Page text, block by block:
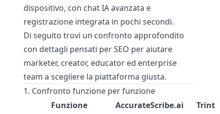
dispositivo, con chat IA avanzata e
registrazione integrata in pochi secondi.
Di seguito trovi un confronto approfondito
con dettagli pensati per SEO per aiutare
marketer, creator, educator ed enterprise
team a scegliere la piattaforma giusta.
1. Confronto funzione per funzione
Funzione
AccurateScribe.ai Trint